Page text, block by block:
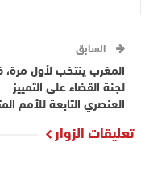
السابق
المغرب ينتخب لأول
لجنة القضاء على التمييز
العنصري التابعة للأمم
تعليقات الزوار